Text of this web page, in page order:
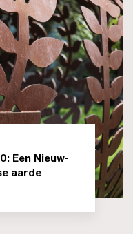
Een Nieuw-
aarde